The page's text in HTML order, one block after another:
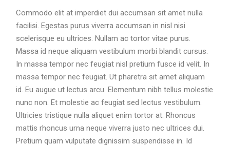
Commodo elit at imperdiet dui accumsan sit amet nulla
facilisi. Egestas purus viverra accumsan in nisl nisi
scelerisque eu ultrices. Nullam ac tortor vitae purus.
Massa id neque aliquam vestibulum morbi blandit cursus.
In massa tempor nec feugiat nisl pretium fusce id velit. In
massa tempor nec feugiat. Ut pharetra sit amet aliquam
id. Eu augue ut lectus arcu. Elementum nibh tellus molestie
nunc non. Et molestie ac feugiat sed lectus vestibulum.
Ultricies tristique nulla aliquet enim tortor at. Rhoncus
mattis rhoncus urna neque viverra justo nec ultrices dui.
Pretium quam vulputate dignissim suspendisse in. Id